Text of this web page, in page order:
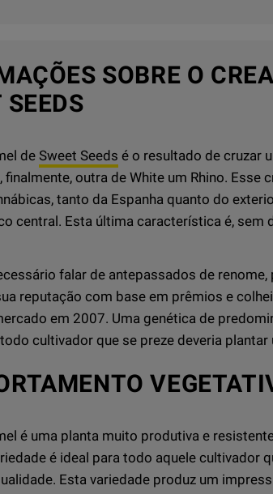
SOBRE O
SEEDS
de Sweet Seeds é o resultado de cruzar
finalmente, outra de White um Rhino.
tanto da Espanha quanto do
central. Esta última característica é, sem
falar de antepassados ​​de
reputação com base em prêmios e
em 2007. Uma genética de
cultivador que se preze deveria plantar
é uma planta muito produtiva e
é ideal para todo aquele cultivador
Esta variedade produz um